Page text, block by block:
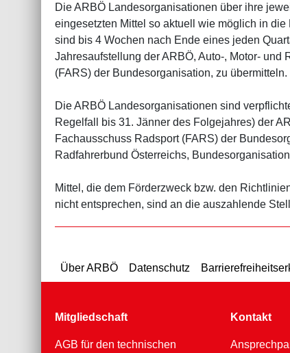
Die ARBÖ Landesorganisationen über ihre
eingesetzten Mittel so aktuell wie möglich in
sind bis 4 Wochen nach Ende eines jeden
Jahresaufstellung der ARBÖ, Auto-, Motor-
(FARS) der Bundesorganisation, zu übermitteln.
Die ARBÖ Landesorganisationen sind
Regelfall bis 31. Jänner des Folgejahres) der
Fachausschuss Radsport (FARS) der
Radfahrerbund Österreichs,
Mittel, die dem Förderzweck bzw. den
nicht entsprechen, sind an die auszahlende
Über ARBÖ Datenschutz
Mitgliedschaft
AGB für den technischen
Kontakt